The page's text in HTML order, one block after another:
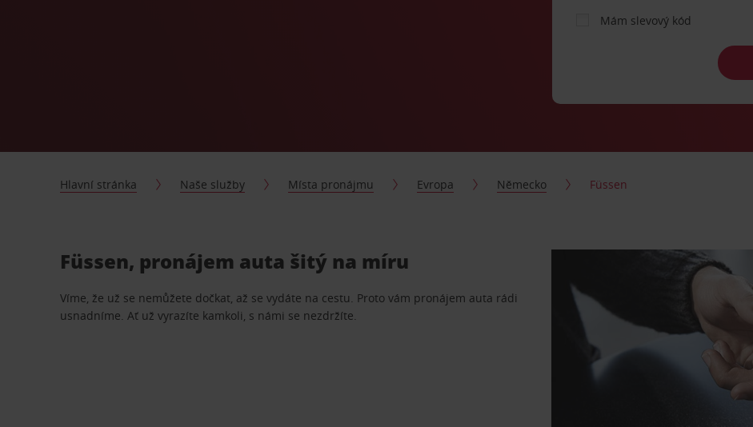
Mám slevový kód
Hlavní stránka Naše služby Místa pronájmu Evropa Německo Füssen
Füssen, pronájem auta šitý na míru
Víme, že už se nemůžete dočkat, až se vydáte na cestu. Proto vám pronájem auta rádi
usnadníme. Ať už vyrazíte kamkoli, s námi se nezdržíte.